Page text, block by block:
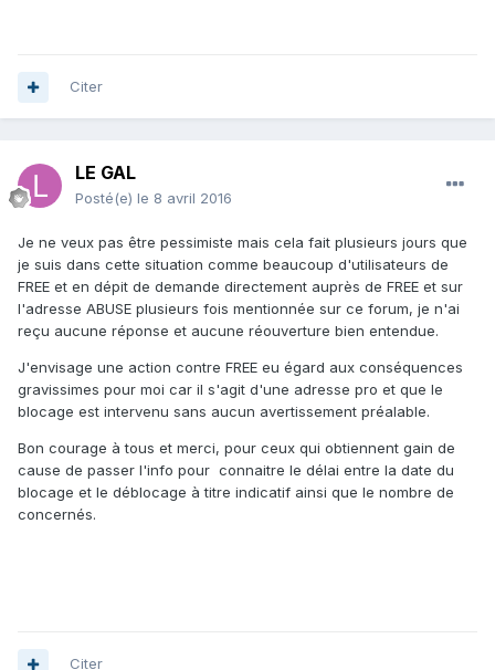
Citer
LE GAL
Posté(e) le 8 avril 2016
Je ne veux pas être pessimiste mais cela fait plusieurs jours que
je suis dans cette situation comme beaucoup d'utilisateurs de
FREE et en dépit de demande directement auprès de FREE et sur
l'adresse ABUSE plusieurs fois mentionnée sur ce forum, je n'ai
reçu aucune réponse et aucune réouverture bien entendue.
J'envisage une action contre FREE eu égard aux conséquences
gravissimes pour moi car il s'agit d'une adresse pro et que le
blocage est intervenu sans aucun avertissement préalable.
Bon courage à tous et merci, pour ceux qui obtiennent gain de
cause de passer l'info pour connaitre le délai entre la date du
blocage et le déblocage à titre indicatif ainsi que le nombre de
concernés.
Citer